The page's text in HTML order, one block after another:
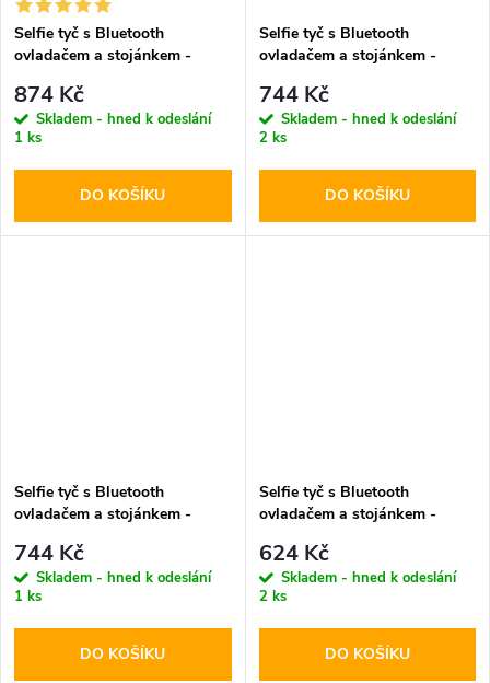
Selfie tyč s Bluetooth
ovladačem a stojánkem -
Stick Tripod Black
874 Kč
Skladem - hned k odeslání
1 ks
DO KOŠÍKU
Selfie tyč s Bluetooth
ovladačem a stojánkem -
Stick Tripod White
744 Kč
Skladem - hned k odeslání
2 ks
DO KOŠÍKU
Selfie tyč s Bluetooth
ovladačem a stojánkem -
Selfie Stick Tripod
744 Kč
Skladem - hned k odeslání
1 ks
DO KOŠÍKU
Selfie tyč s Bluetooth
ovladačem a stojánkem -
Stick Tripod
624 Kč
Skladem - hned k odeslání
2 ks
DO KOŠÍKU